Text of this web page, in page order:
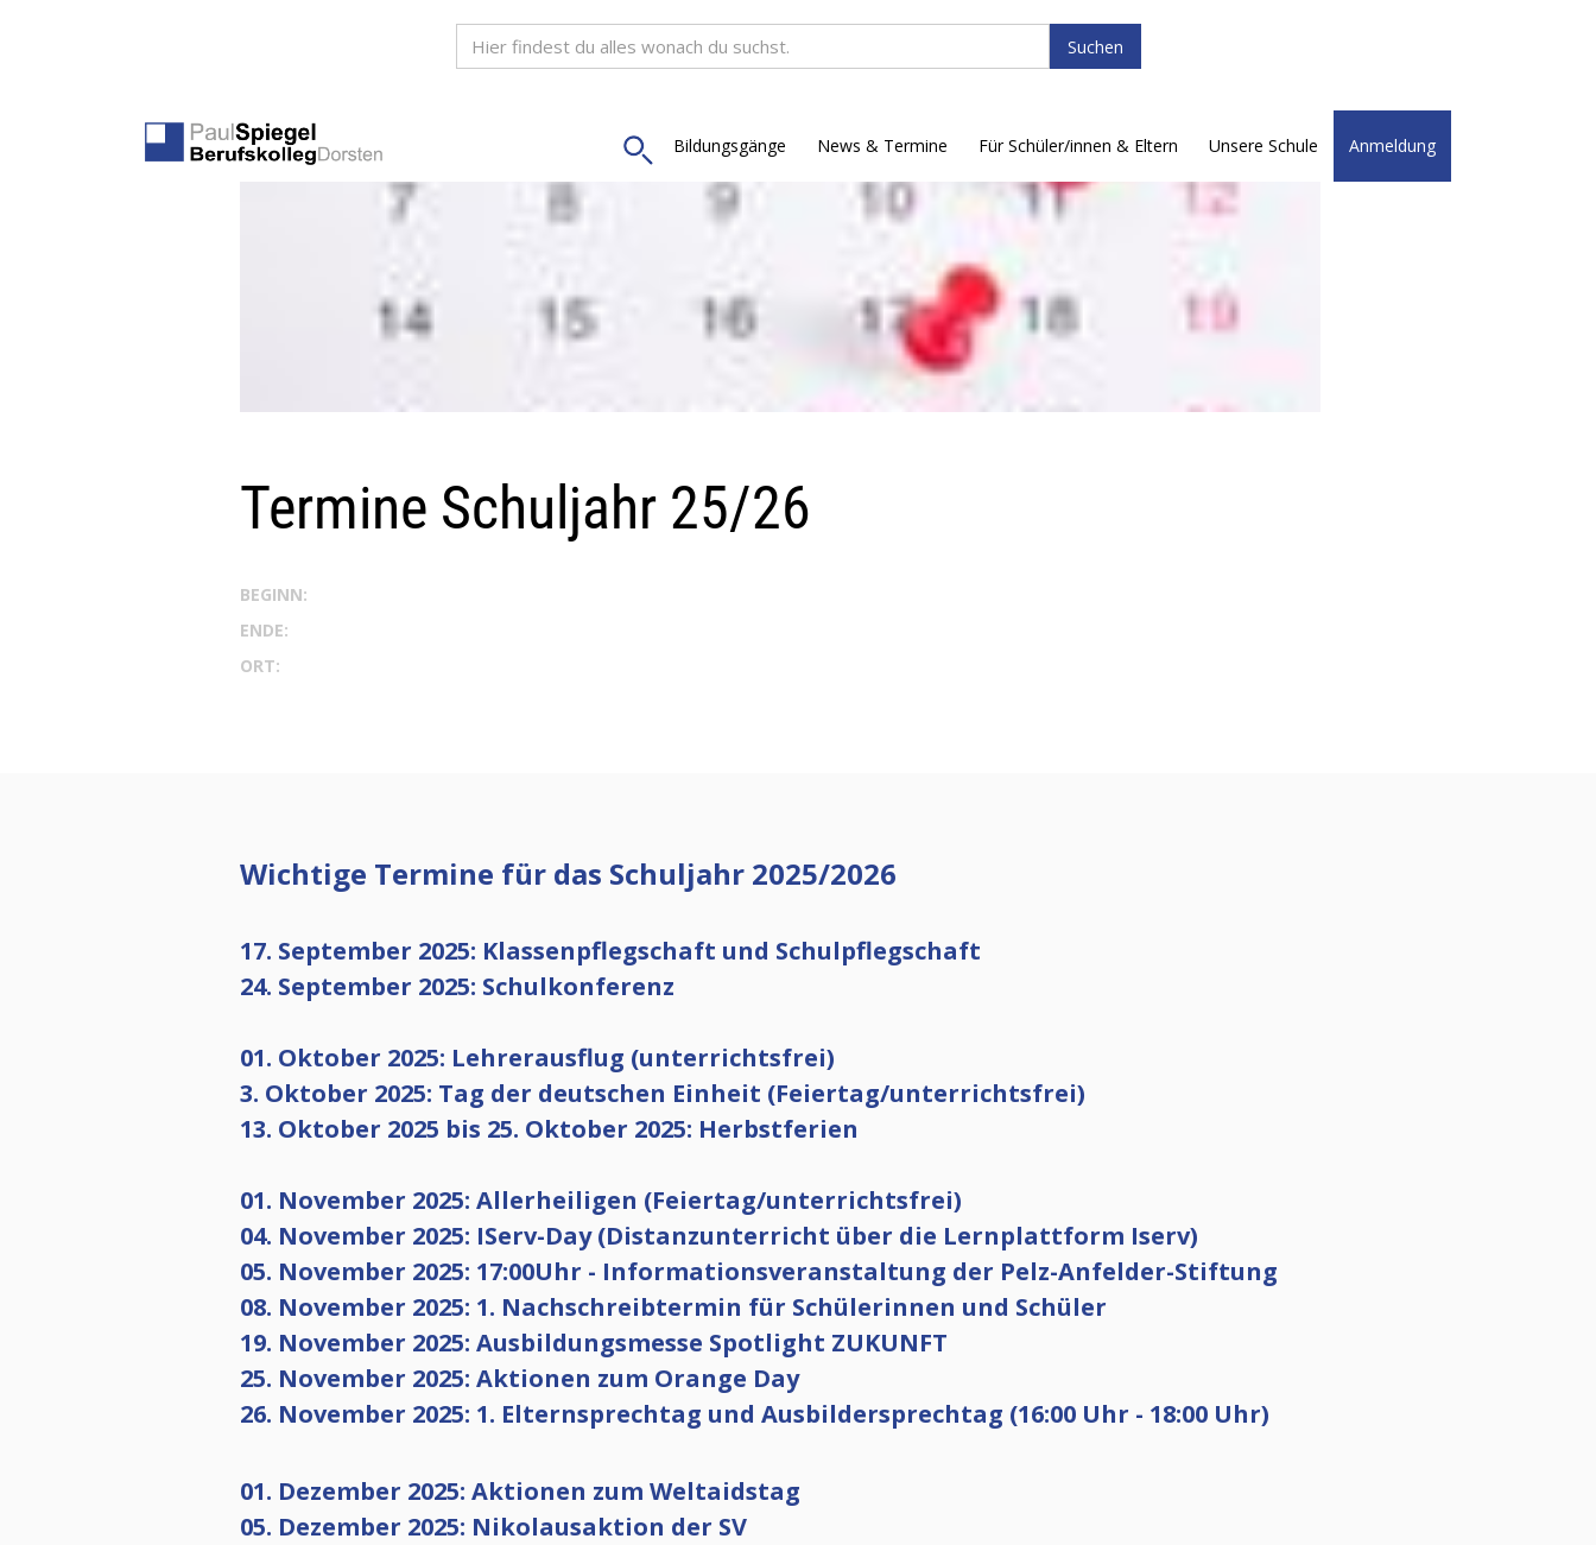
Bildungsgänge News & Termine Für Schüler/innen & Eltern Unsere Schule Anmeldung
Termine Schuljahr 25/26
BEGINN:
ENDE:
ORT:
Wichtige Termine für das Schuljahr 2025/2026
17. September 2025: Klassenpflegschaft und Schulpflegschaft
24. September 2025: Schulkonferenz
01. Oktober 2025: Lehrerausflug (unterrichtsfrei)
3. Oktober 2025: Tag der deutschen Einheit (Feiertag/unterrichtsfrei)
13. Oktober 2025 bis 25. Oktober 2025: Herbstferien
01. November 2025: Allerheiligen (Feiertag/unterrichtsfrei)
04. November 2025: IServ-Day (Distanzunterricht über die Lernplattform Iserv)
05. November 2025: 17:00Uhr - Informationsveranstaltung der Pelz-Anfelder-Stiftung
08. November 2025: 1. Nachschreibtermin für Schülerinnen und Schüler
19. November 2025: Ausbildungsmesse Spotlight ZUKUNFT
25. November 2025: Aktionen zum Orange Day
26. November 2025: 1. Elternsprechtag und Ausbildersprechtag (16:00 Uhr - 18:00 Uhr)
01. Dezember 2025: Aktionen zum Weltaidstag
05. Dezember 2025: Nikolausaktion der SV